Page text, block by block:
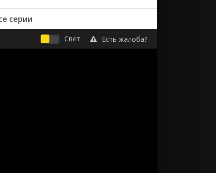
серии
Свет Есть жалоба?